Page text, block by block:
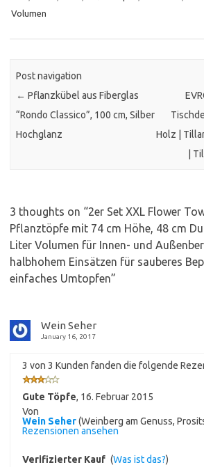
Volumen
Post navigation
← Pflanzkübel aus Fiberglas
“Rondo Classico”, 100 cm, Silber
Hochglanz
Holz |
|
3 thoughts on “2er Set XXL Flower
Pflanztöpfe mit 74 cm Höhe, 48 cm
Liter Volumen für Innen- und
halbhohem Einsätzen für sauberes
einfaches Umtopfen”
Wein Seher
January 16, 2017
3 von 3 Kunden fanden die folgende
Gute Töpfe, 16. Februar 2015
Von
Wein Seher(Weinberg am Genuss,
Rezensionen ansehen
Verifizierter Kauf (Was ist das?)